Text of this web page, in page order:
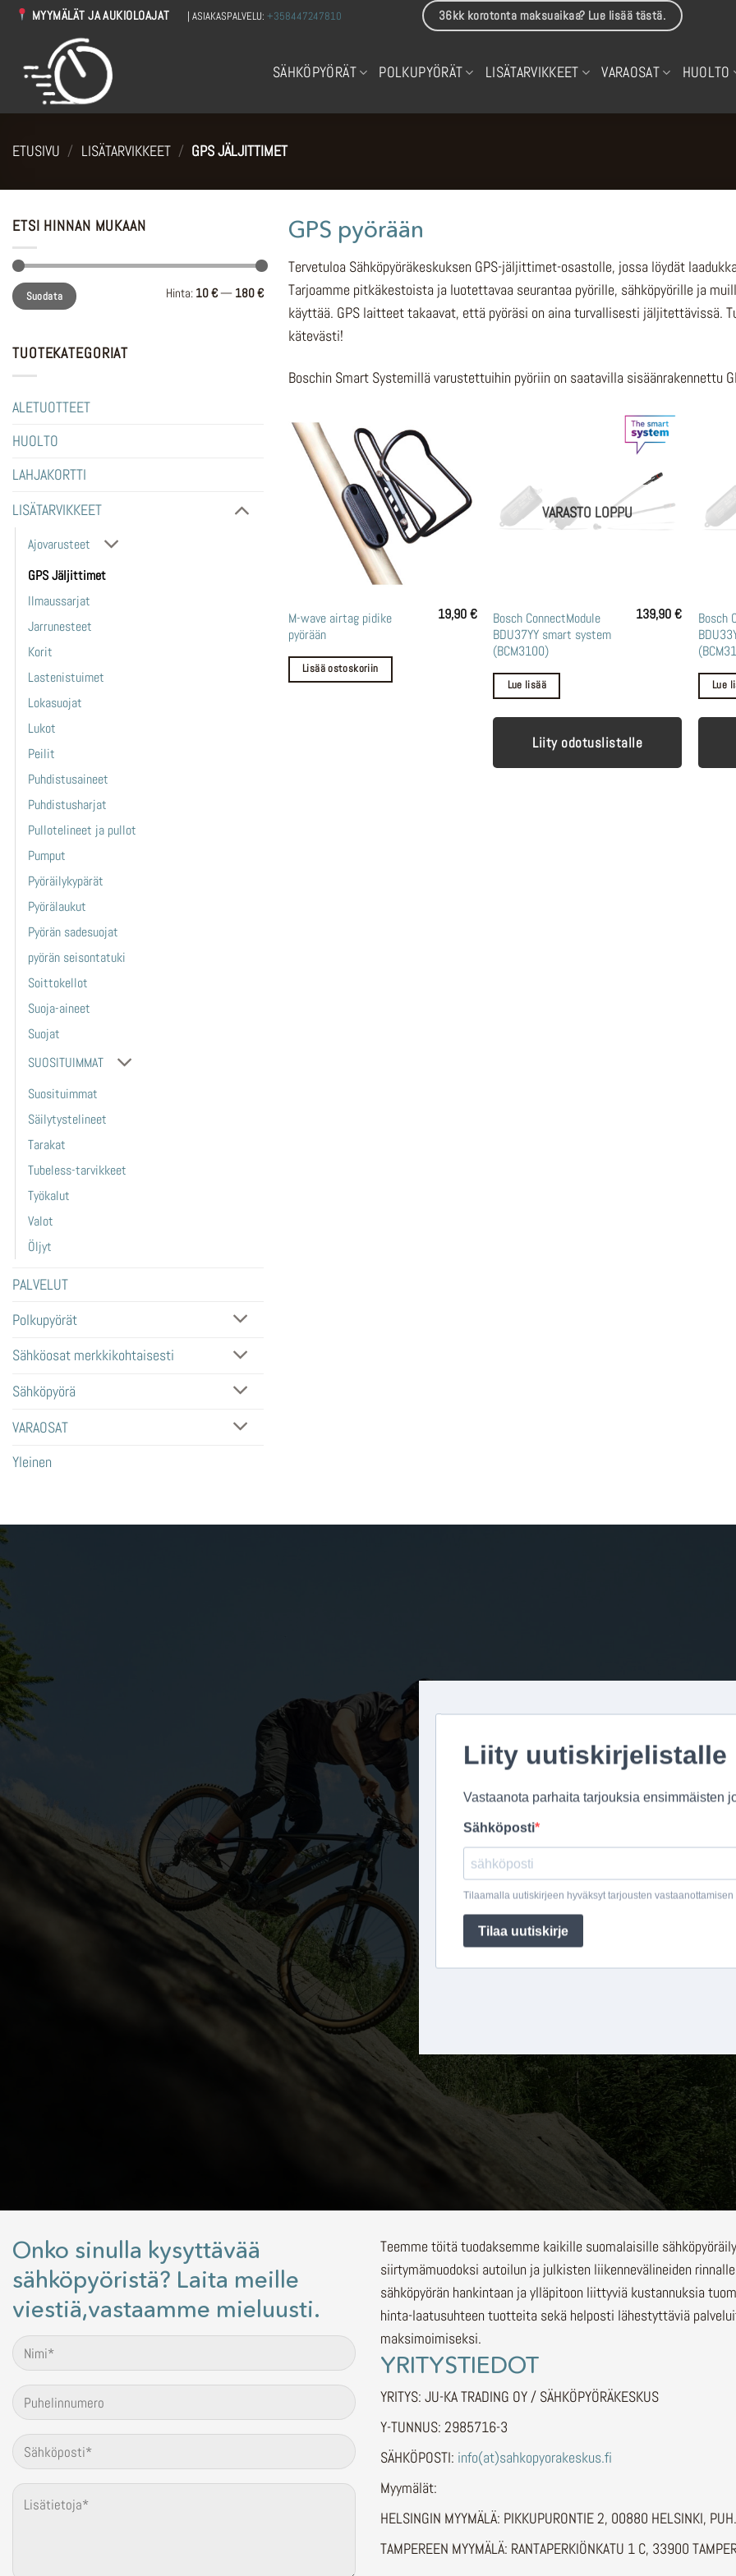
Skip
MYYMÄLÄT JA AUKIOLOAJAT | ASIAKASPALVELU:+358447247810 36kk korotonta maksuaikaa? Lue lisää tästä.
SÄHKÖPYÖRÄT POLKUPYÖRÄT LISÄTARVIKKEET VARAOSAT HUOLTO
ETUSIVU / LISÄTARVIKKEET / GPS JÄLJITTIMET
ETSI HINNAN MUKAAN
Minimihinta
Maksimihinta
Suodata Hinta: 10 €— 180 €
TUOTEKATEGORIAT
ALETUOTTEET
HUOLTO
LAHJAKORTTI
LISÄTARVIKKEET
Ajovarusteet
GPS Jäljittimet
Ilmaussarjat
Jarrunesteet
Korit
Lastenistuimet
Lokasuojat
Lukot
Peilit
Puhdistusaineet
Puhdistusharjat
Pullotelineet ja pullot
Pumput
Pyöräilykypärät
Pyörälaukut
Pyörän sadesuojat
pyörän seisontatuki
Soittokellot
Suoja-aineet
Suojat
SUOSITUIMMAT
Suosituimmat
Säilytystelineet
Tarakat
Tubeless-tarvikkeet
Työkalut
Valot
Öljyt
PALVELUT
Polkupyörät
Sähköosat merkkikohtaisesti
Sähköpyörä
VARAOSAT
Yleinen
GPS pyörään
Tervetuloa Sähköpyöräkeskuksen GPS-jäljittimet-osastolle, jossa löydät
Tarjoamme pitkäkestoista ja luotettavaa seurantaa pyörille, sähköpyörille ja
käyttää. GPS laitteet takaavat, että pyöräsi on aina turvallisesti jäljitettävissä.
kätevästi!
Boschin Smart Systemillä varustettuihin pyöriin on saatavilla sisäänrakennettu
M-wave airtag pidike
pyörään
19,90€
Lisää ostoskoriin
VARASTO LOPPU
Bosch ConnectModule
BDU37YY smart system
(BCM3100)
139,90€
Lue lisää
Liity odotuslistalle
Bosch
Lue
Onko sinulla kysyttävää
sähköpyöristä? Laita meille
viestiä,vastaamme mieluusti.
Teemme töitä tuodaksemme kaikille suomalaisille
siirtymämuodoksi autoilun ja julkisten liikennevälineiden
sähköpyörän hankintaan ja ylläpitoon liittyviä kustannuksia
hinta-laatusuhteen tuotteita sekä helposti lähestyttäviä
maksimoimiseksi.
YRITYSTIEDOT
YRITYS: JU-KA TRADING OY / SÄHKÖPYÖRÄKESKUS
Y-TUNNUS: 2985716-3
SÄHKÖPOSTI: info(at)sahkopyorakeskus.fi
Myymälät:
HELSINGIN MYYMÄLÄ: PIKKUPURONTIE 2, 00880 HELSINKI,
TAMPEREEN MYYMÄLÄ: RANTAPERKIÖNKATU 1 C, 33900